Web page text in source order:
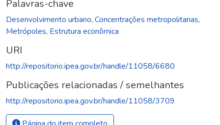
Palavras-chave
Desenvolvimento urbano, Concentrações metropolitanas,
Metrópoles, Estrutura econômica
URI
http://repositorio.ipea.gov.br/handle/11058/6680
Publicações relacionadas / semelhantes
http://repositorio.ipea.gov.br/handle/11058/3709